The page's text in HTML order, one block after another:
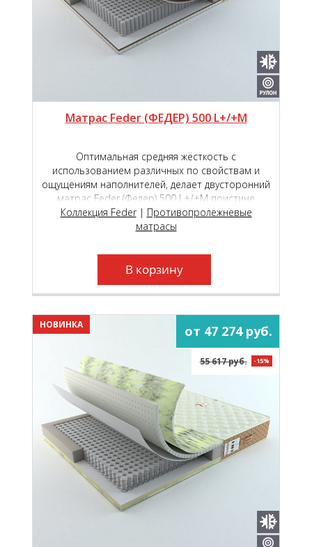
Матрас Feder (ФЕДЕР) 500 L+/+M
Оптимальная средняя жёсткость с
использованием различных по свойствам и
ощущениям наполнителей, делает двусторонний
матрас Feder (Федер) 500 L+/+М поистине
универсальной моделью, которая подойдёт как
молодым, так и пожилым людям.
Коллекция Feder| Противопролежневые
матрасы
В корзину
НОВИНКА от 47 274 руб.
55 617 руб. -15%